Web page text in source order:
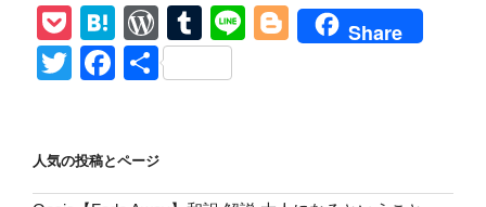
わ
が
ま
ス
テ
ー
キ
ン
シ
P
o
ck
H
at
e
a
W
or
d
e
ss
T
u
m
Li
Bl
Share
T
er
F
e
共
人気の投稿とページ